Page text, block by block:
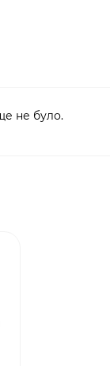
не було.